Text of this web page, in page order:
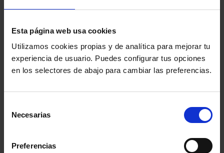
Esta página web usa cookies
Utilizamos cookies propias y de analítica para mejorar tu
experiencia de usuario. Puedes configurar tus opciones
en los selectores de abajo para cambiar las preferencias.
Necesarias
Preferencias
MENÚ
Noticias
Agenda
Entrevistas